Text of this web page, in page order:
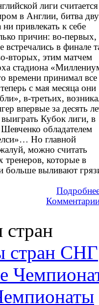
лиги считается
в Англии, битва
привлекать к себе
причин: во-первых,
в финале
вторых, этим матчем
стадиона
времени принимал все
с мая месяца они
в-третьих,
впервые за десять
Кубок лиги, в
обладателем
Но главной
можно считать
тренеров, которые в
больше выливают
стран СНГ